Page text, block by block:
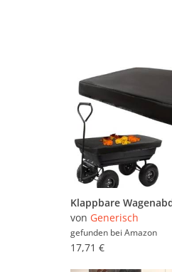
von Generisch
gefunden bei Amazon
17,71 €